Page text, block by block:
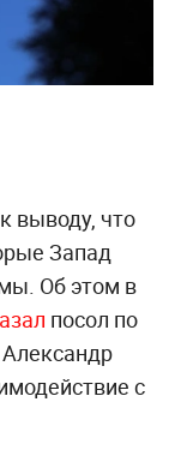
выводу, что
Запад
Об этом в
посол по
с